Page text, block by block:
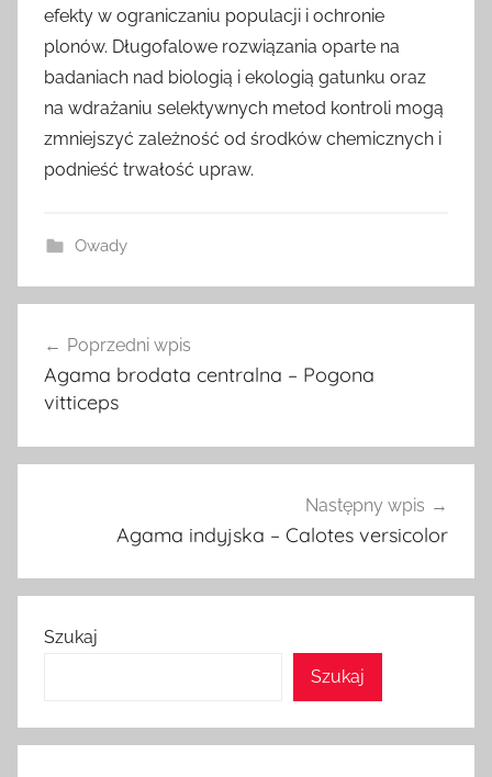
efekty w ograniczaniu populacji i ochronie
plonów. Długofalowe rozwiązania oparte na
badaniach nad biologią i ekologią gatunku oraz
na wdrażaniu selektywnych metod kontroli mogą
zmniejszyć zależność od środków chemicznych i
podnieść trwałość upraw.
Owady
wpisu
Poprzedni wpis
Agama brodata centralna – Pogona
vitticeps
Następny wpis
Agama indyjska – Calotes versicolor
Szukaj
Szukaj